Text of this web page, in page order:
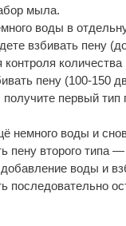
мыла.
воды в
взбивать пену
контроля
пену (100-150
первый
немного воды и
пену второго типа
воды и
последовательно